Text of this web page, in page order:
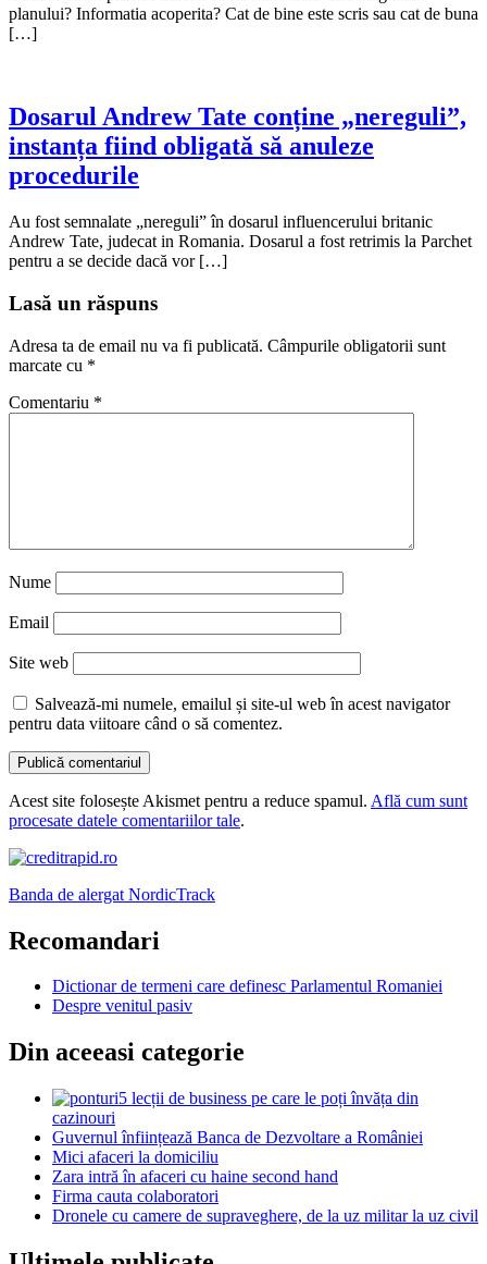
planului? Informatia acoperita? Cat de bine este scris sau cat de buna
[…]
Dosarul Andrew Tate conține „nereguli”,
instanța fiind obligată să anuleze
procedurile
Au fost semnalate „nereguli” în dosarul influencerului britanic
Andrew Tate, judecat in Romania. Dosarul a fost retrimis la Parchet
pentru a se decide dacă vor […]
Lasă un răspuns
Adresa ta de email nu va fi publicată. Câmpurile obligatorii sunt
marcate cu *
Comentariu *
Nume
Email
Site web
Salvează-mi numele, emailul și site-ul web în acest navigator
pentru data viitoare când o să comentez.
Acest site folosește Akismet pentru a reduce spamul. Află cum sunt
procesate datele comentariilor tale.
Banda de alergat NordicTrack
Recomandari
Dictionar de termeni care definesc Parlamentul Romaniei
Despre venitul pasiv
Din aceeasi categorie
5 lecții de business pe care le poți învăța din
cazinouri
Guvernul înființează Banca de Dezvoltare a României
Mici afaceri la domiciliu
Zara intră în afaceri cu haine second hand
Firma cauta colaboratori
Dronele cu camere de supraveghere, de la uz militar la uz civil